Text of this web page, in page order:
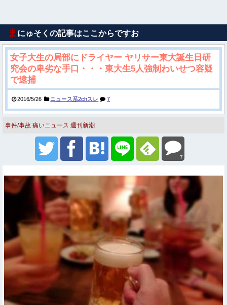
ま にゅそくの記事はここからですお
女子大生の局部にドライヤー ヤリサー東大誕生日研
究会の卑劣な手口・・・東大生5人強制わいせつ容疑
で逮捕
2016/5/26 ニュース系2chスレ 7
事件/事故 痛いニュース 週刊新潮
7